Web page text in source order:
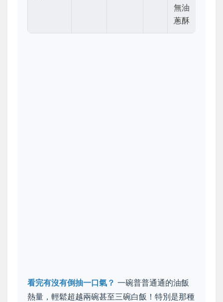
無油
蔥酥
看完有沒有倒抽一口氣？ 一碗普普通通的油飯
熱量，輕鬆超越兩碗甚至三碗白飯！特別是那種